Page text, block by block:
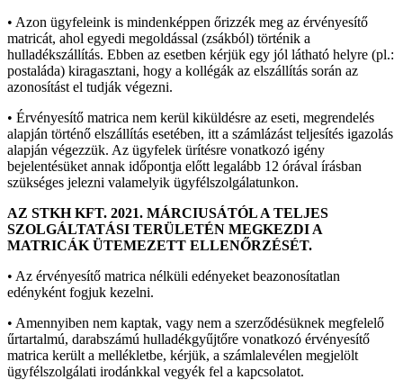
• Azon ügyfeleink is mindenképpen őrizzék meg az érvényesítő
matricát, ahol egyedi megoldással (zsákból) történik a
hulladékszállítás. Ebben az esetben kérjük egy jól látható helyre (pl.:
postaláda) kiragasztani, hogy a kollégák az elszállítás során az
azonosítást el tudják végezni.
• Érvényesítő matrica nem kerül kiküldésre az eseti, megrendelés
alapján történő elszállítás esetében, itt a számlázást teljesítés igazolás
alapján végezzük. Az ügyfelek ürítésre vonatkozó igény
bejelentésüket annak időpontja előtt legalább 12 órával írásban
szükséges jelezni valamelyik ügyfélszolgálatunkon.
AZ STKH KFT. 2021. MÁRCIUSÁTÓL A TELJES
SZOLGÁLTATÁSI TERÜLETÉN MEGKEZDI A
MATRICÁK ÜTEMEZETT ELLENŐRZÉSÉT.
• Az érvényesítő matrica nélküli edényeket beazonosítatlan
edényként fogjuk kezelni.
• Amennyiben nem kaptak, vagy nem a szerződésüknek megfelelő
űrtartalmú, darabszámú hulladékgyűjtőre vonatkozó érvényesítő
matrica került a mellékletbe, kérjük, a számlalevélen megjelölt
ügyfélszolgálati irodánkkal vegyék fel a kapcsolatot.